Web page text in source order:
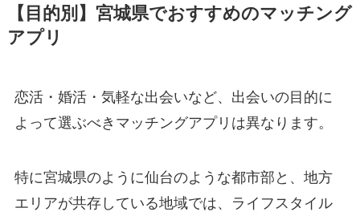
【目的別】宮城県でおすすめのマッチング
アプリ
恋活・婚活・気軽な出会いなど、出会いの目的に
よって選ぶべきマッチングアプリは異なります。
特に宮城県のように仙台のような都市部と、地方
エリアが共存している地域では、ライフスタイル